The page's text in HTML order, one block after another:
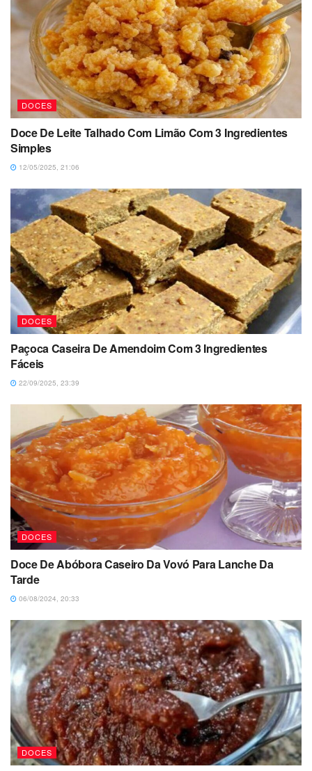
DOCES
Doce De Leite Talhado Com Limão Com 3 Ingredientes
Simples
12/05/2025, 21:06
DOCES
Paçoca Caseira De Amendoim Com 3 Ingredientes
Fáceis
22/09/2025, 23:39
DOCES
Doce De Abóbora Caseiro Da Vovó Para Lanche Da
Tarde
06/08/2024, 20:33
DOCES